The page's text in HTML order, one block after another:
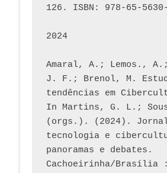
126. ISBN: 978-65-
2024
Amaral, A.; Lemos.,
J. F.; Brenol, M.
tendências em
In Martins, G. L.;
(orgs.). (2024).
tecnologia e
panoramas e debates.
Cachoeirinha/Brasília :